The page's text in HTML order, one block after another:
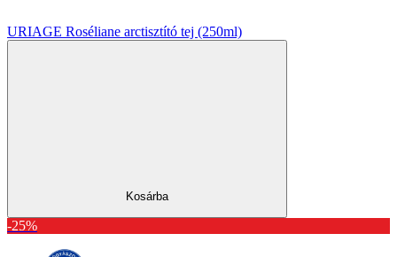
URIAGE Roséliane arctisztító tej (250ml)
Kosárba
-25%